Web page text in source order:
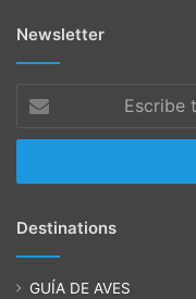
Newsletter
tu
correo
Destinations
GUÍA DE AVES